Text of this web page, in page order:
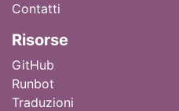
Contatti
Risorse
GitHub
Runbot
Traduzioni